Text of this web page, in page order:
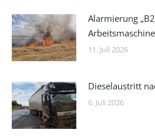
Alarmierung
11. Juli 2026
Dieselaustritt
6. Juli 2026